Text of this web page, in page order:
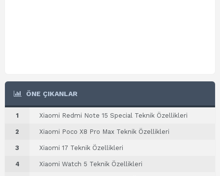
ÖNE ÇIKANLAR
1 Xiaomi Redmi Note 15 Special Teknik Özellikleri
2 Xiaomi Poco X8 Pro Max Teknik Özellikleri
3 Xiaomi 17 Teknik Özellikleri
4 Xiaomi Watch 5 Teknik Özellikleri